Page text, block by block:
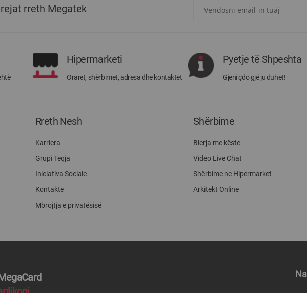
rreth Megatek
rreth
Megatek:
Hipermarketi
Oraret, shërbimet, adresa dhe kontaktet
Pyetje të Shpeshta
Gjeni çdo gjë ju duhet!
Rreth Nesh
Karriera
Grupi Teqja
Iniciativa Sociale
Kontakte
Mbrojtja e privatësisë
Shërbime
Blerja me këste
Video Live Chat
Shërbime ne Hipermarket
Arkitekt Online